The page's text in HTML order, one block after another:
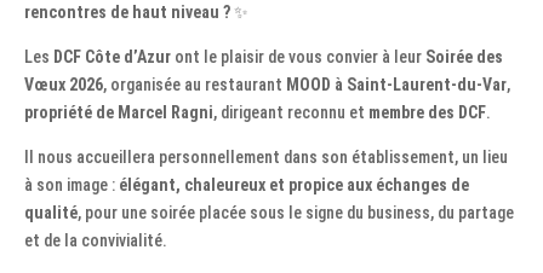
rencontres de haut niveau ?✨
Les DCF Côte d’Azur ont le plaisir de vous convier à leur Soirée des
Vœux 2026, organisée au restaurant MOOD à Saint-Laurent-du-Var,
propriété de Marcel Ragni, dirigeant reconnu et membre des DCF.
Il nous accueillera personnellement dans son établissement, un lieu
à son image : élégant, chaleureux et propice aux échanges de
qualité, pour une soirée placée sous le signe du business, du partage
et de la convivialité.